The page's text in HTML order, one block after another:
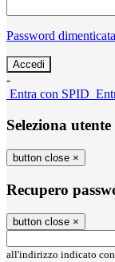
Password
-
Entra con SPID
Seleziona utente
button close ×
Recupero
button close ×
all'indirizzo indicato